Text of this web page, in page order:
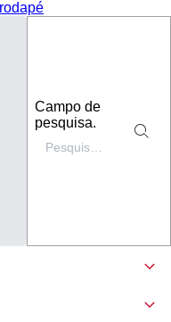
Campo de
pesquisa.